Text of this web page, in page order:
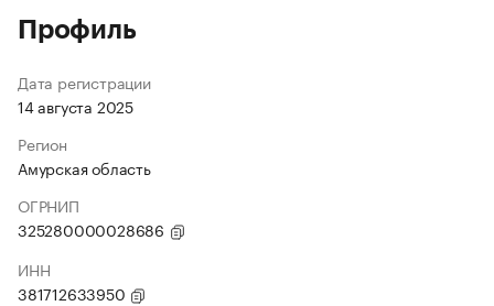
Профиль
Дата регистрации
14 августа 2025
Регион
Амурская область
ОГРНИП
325280000028686
ИНН
381712633950